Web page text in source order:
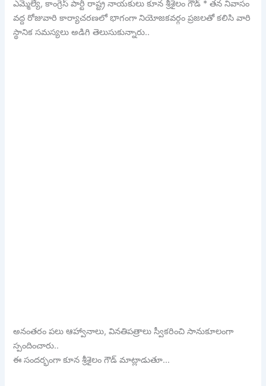
ఎమ్మెల్యే, కాంగ్రెస్ పార్టీ రాష్ట్ర నాయకులు కూన శ్రీశైలం గౌడ్ * తన నివాసం
వద్ద రోజువారి కార్యాచరణలో భాగంగా నియోజకవర్గం ప్రజలతో కలిసి వారి
స్థానిక సమస్యలు అడిగి తెలుసుకున్నారు..
అనంతరం పలు ఆహ్వానాలు, వినతిపత్రాలు స్వీకరించి సానుకూలంగా
స్పందించారు..
ఈ సందర్భంగా కూన శ్రీశైలం గౌడ్ మాట్లాడుతూ…